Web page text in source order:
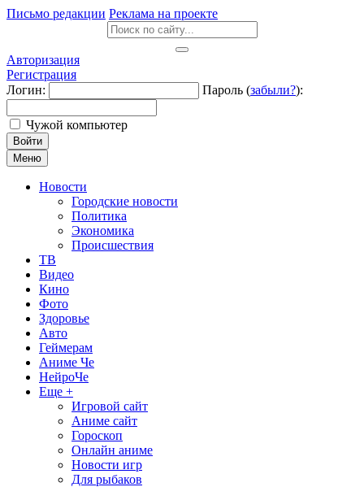
Письмо редакции Реклама на проекте
Авторизация
Регистрация
Логин:
Пароль (забыли?):
Чужой компьютер
Войти
Меню
Новости
Городские новости
Политика
Экономика
Происшествия
ТВ
Видео
Кино
Фото
Здоровье
Авто
Геймерам
Аниме Че
НейроЧе
Еще +
Игровой сайт
Аниме сайт
Гороскоп
Онлайн аниме
Новости игр
Для рыбаков